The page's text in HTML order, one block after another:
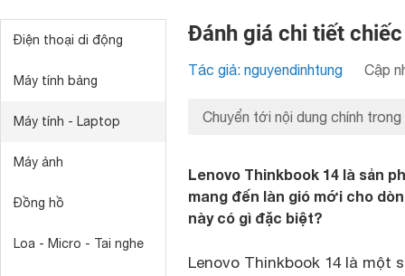
Điện thoại di động
Máy tính bảng
Máy tính - Laptop
Máy ảnh
Đồng hồ
Loa - Micro - Tai nghe
Đánh giá chi tiết
Tác giả: nguyendinhtung Cập
Chuyển tới nội dung chính trong
Lenovo Thinkbook 14 là sản
mang đến làn gió mới cho
này có gì đặc biệt?
Lenovo Thinkbook 14 là một